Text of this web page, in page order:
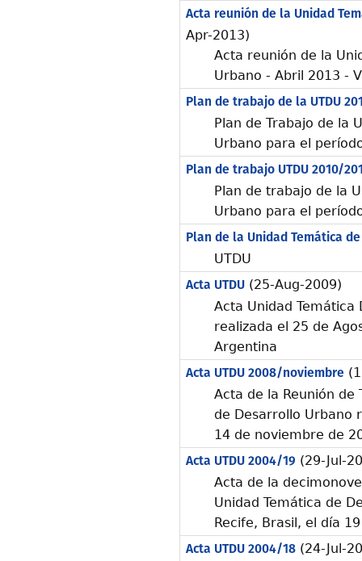
Acta reunión de la Unidad
Apr-2013)
Acta reunión de la
Urbano - Abril 2013 -
Plan de trabajo de la UTDU
Plan de Trabajo de la
Urbano para el
Plan de trabajo UTDU 2010/
Plan de trabajo de la
Urbano para el
Plan de la Unidad Temática
UTDU
Acta UTDU(25-Aug-2009)
Acta Unidad
realizada el 25 de
Argentina
Acta UTDU 2008/noviembre
Acta de la Reunión de
de Desarrollo Urbano
14 de noviembre de
Acta UTDU 2004/19 (29-Jul-
Acta de la
Unidad Temática de
Recife, Brasil, el día
Acta UTDU 2004/18(24-Jul-